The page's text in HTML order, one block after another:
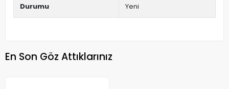
Durumu Yeni
En Son Göz Attıklarınız